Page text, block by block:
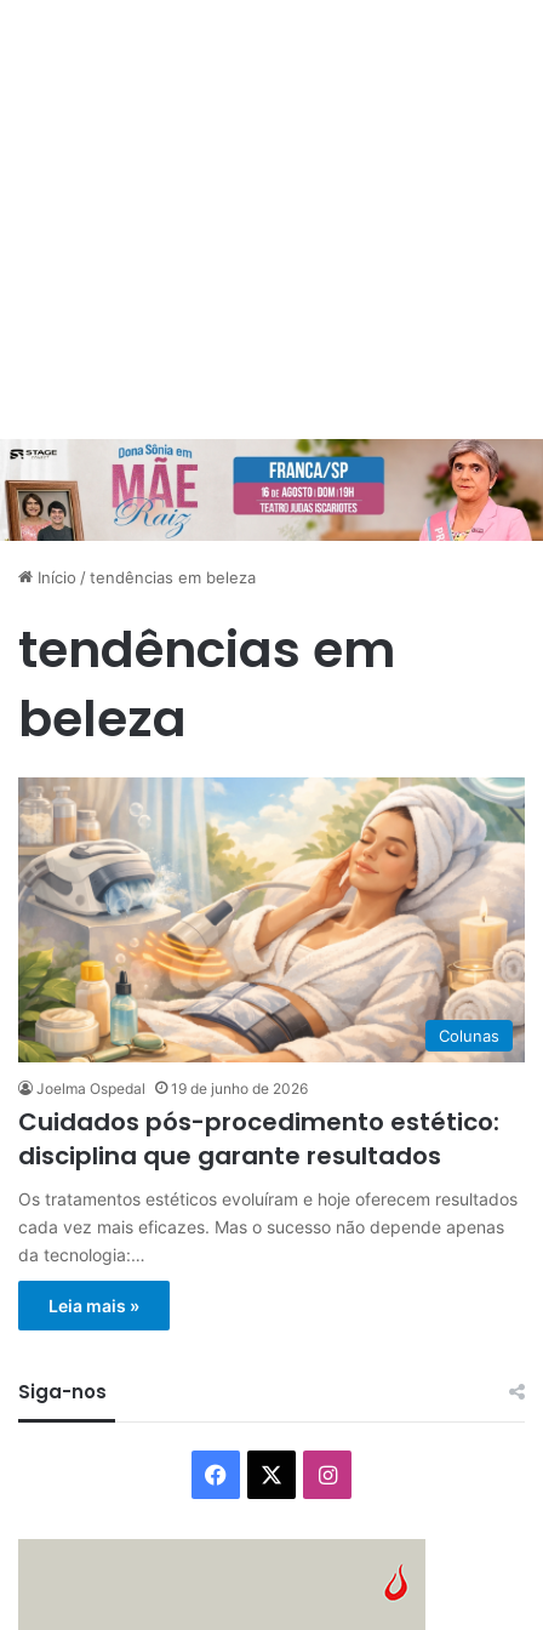
Início /tendências em beleza
tendências em
beleza
Colunas
Joelma Ospedal 19 de junho de 2026
Cuidados pós-procedimento estético:
disciplina que garante resultados
Os tratamentos estéticos evoluíram e hoje oferecem resultados
cada vez mais eficazes. Mas o sucesso não depende apenas
da tecnologia:…
Leia mais »
Siga-nos
Facebook Instagram